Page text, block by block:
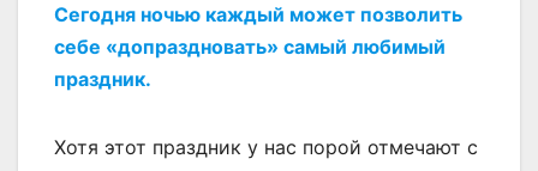
Сегодня ночью каждый может позволить
себе «допраздновать» самый любимый
праздник.
Хотя этот праздник у нас порой отмечают с